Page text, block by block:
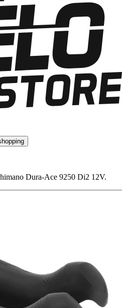
Dura-Ace 9250 Di2 12V.